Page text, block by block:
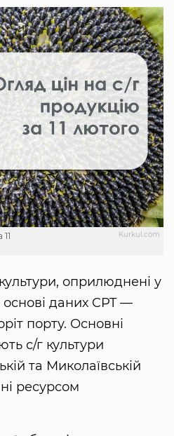
Kurkul.com
оприлюднені у
даних CPT —
порту. Основні
с/г культури
та Миколаївській
ресурсом